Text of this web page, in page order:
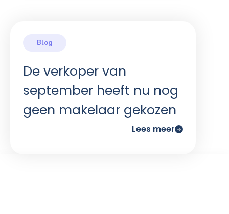
De verkoper van
september heeft nu nog
geen makelaar gekozen
Lees meer